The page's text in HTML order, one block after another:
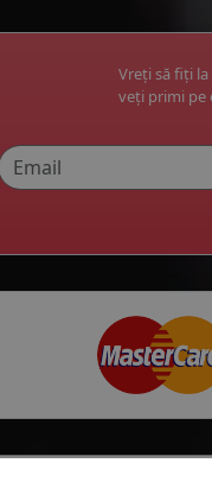
Vreți să fiți
veți primi pe